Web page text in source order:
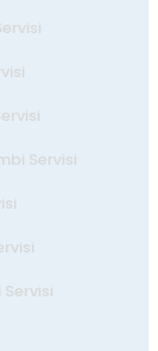
Servisi